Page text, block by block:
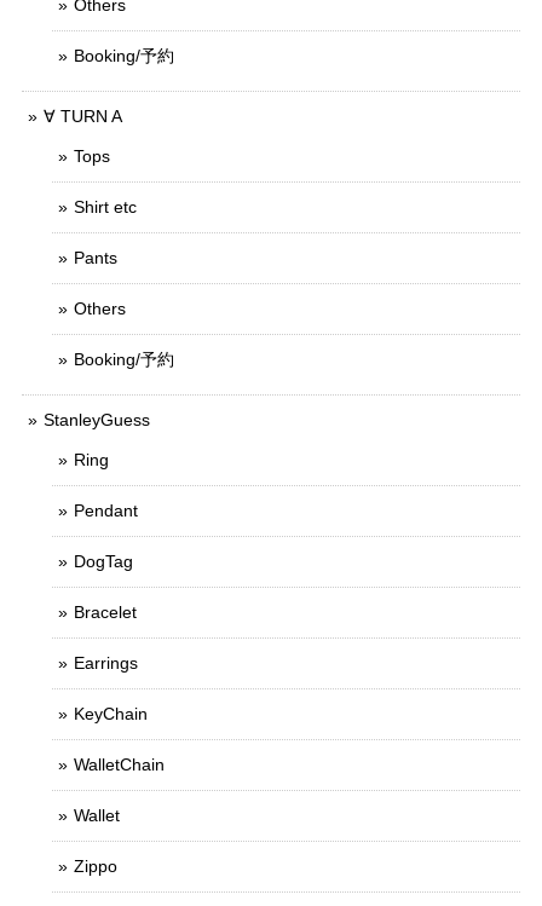
Others
Booking/予約
∀ TURN A
Tops
Shirt etc
Pants
Others
Booking/予約
StanleyGuess
Ring
Pendant
DogTag
Bracelet
Earrings
KeyChain
WalletChain
Wallet
Zippo